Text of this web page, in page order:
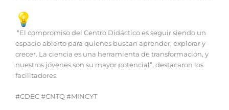
“El compromiso del Centro Didáctico es seguir siendo un
espacio abierto para quienes buscan aprender, explorar y
crecer. La ciencia es una herramienta de transformación, y
nuestros jóvenes son su mayor potencial”, destacaron los
facilitadores.
#CDEC #CNTQ #MINCYT